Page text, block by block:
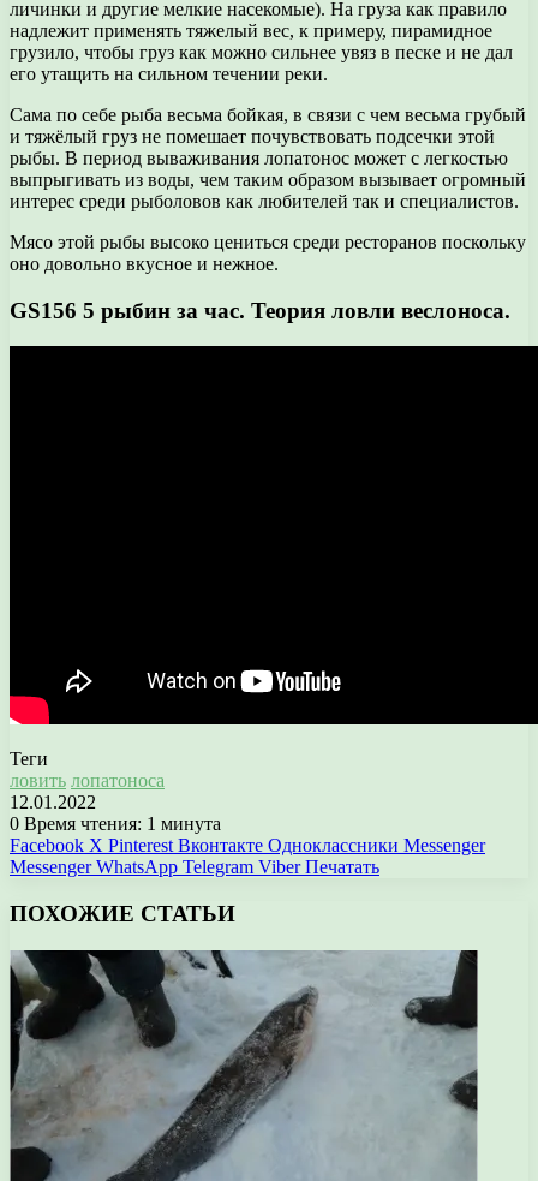
личинки и другие мелкие насекомые). На груза как правило
надлежит применять тяжелый вес, к примеру, пирамидное
грузило, чтобы груз как можно сильнее увяз в песке и не дал
его утащить на сильном течении реки.
Сама по себе рыба весьма бойкая, в связи с чем весьма грубый
и тяжёлый груз не помешает почувствовать подсечки этой
рыбы. В период вываживания лопатонос может с легкостью
выпрыгивать из воды, чем таким образом вызывает огромный
интерес среди рыболовов как любителей так и специалистов.
Мясо этой рыбы высоко цениться среди ресторанов поскольку
оно довольно вкусное и нежное.
GS156 5 рыбин за час. Теория ловли веслоноса.
Теги
ловить лопатоноса
12.01.2022
0 Время чтения: 1 минута
Facebook X Pinterest Вконтакте Одноклассники Messenger
Messenger WhatsApp Telegram Viber Печатать
ПОХОЖИЕ СТАТЬИ